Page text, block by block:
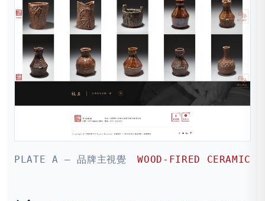
PLATE A — 品牌主視覺 WOOD-FIRED CERAMIC